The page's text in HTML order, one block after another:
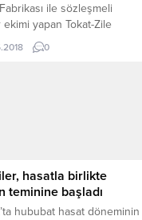
ile sözleşmeli
ekimi yapan Tokat-Zile
çiftçileri ile bir araya geldi.
0
hasatla birlikte
teminine başladı
hububat hasat döneminin